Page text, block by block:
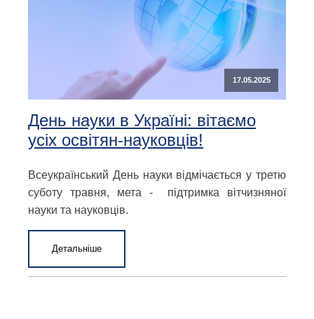
17.05.2025
День науки в Україні: вітаємо
усіх освітян-науковців!
Всеукраїнський День науки відмічається у третю
суботу травня, мета - підтримка вітчизняної
науки та науковців.
Детальніше